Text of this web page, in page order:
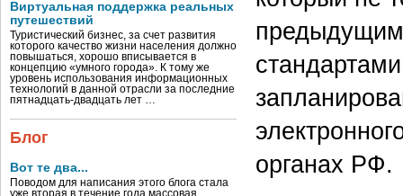
Виртуальная поддержка реальных
путешествий
Туристический бизнес, за счет развития
которого качество жизни населения должно
повышаться, хорошо вписывается в
концепцию «умного города». К тому же
уровень использования информационных
технологий в данной отрасли за последние
пятнадцать-двадцать лет …
Блог
Вот те два...
Поводом для написания этого блога стала
уже вторая в течение года массовая
органах РФ.